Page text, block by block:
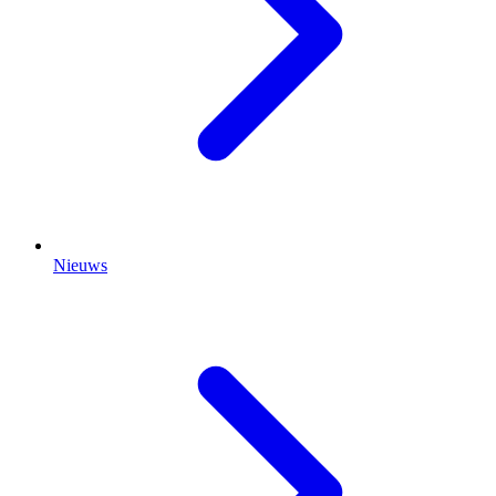
Nieuws